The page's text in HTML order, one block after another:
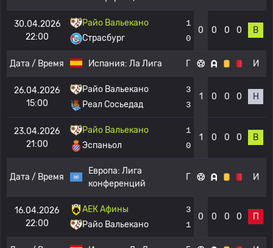
30.04.2026
22:00
Райо Вальекано
Страсбург
1
0
0 0 0 0 В
Дата / Время Испания: Ла Лига Г И
26.04.2026
15:00
Райо Вальекано
Реал Сосьедад
3
3
1 0 0 0 Н
23.04.2026
21:00
Райо Вальекано
Эспаньол
1
0
1 0 0 0 В
Дата / Время
Европа: Лига
конференций
Г И
16.04.2026
22:00
АЕК Афины
Райо Вальекано
3
1
0 0 0 0 П